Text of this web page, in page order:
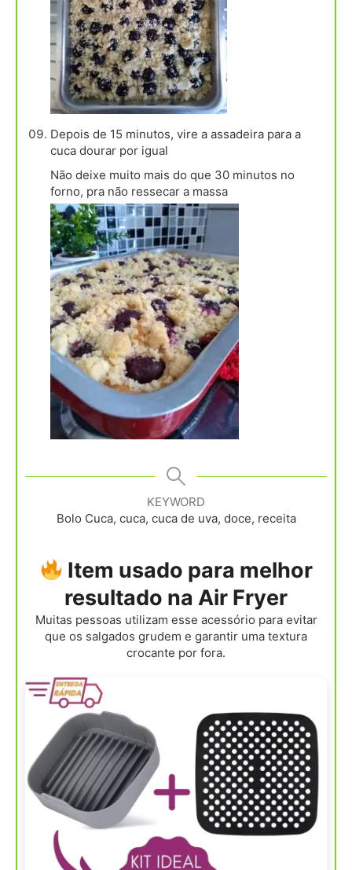
Depois de 15 minutos, vire a assadeira para a
cuca dourar por igual
Não deixe muito mais do que 30 minutos no
forno, pra não ressecar a massa
KEYWORD
Bolo Cuca, cuca, cuca de uva, doce, receita
Item usado para melhor
resultado na Air Fryer
Muitas pessoas utilizam esse acessório para evitar
que os salgados grudem e garantir uma textura
crocante por fora.